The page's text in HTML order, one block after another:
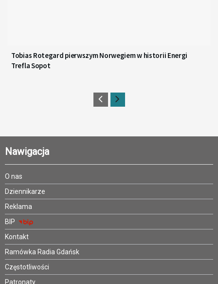
Tobias Rotegard pierwszym Norwegiem w historii Energi
Trefla Sopot
Nawigacja
O nas
Dziennikarze
Reklama
BIP
Kontakt
Ramówka Radia Gdańsk
Częstotliwości
Patronaty